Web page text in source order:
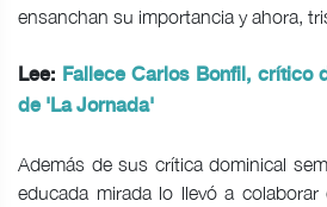
ensanchan su importancia y ahora,
Lee: Fallece Carlos Bonfil, crítico
de 'La Jornada'
Además de sus crítica dominical
educada mirada lo llevó a colaborar